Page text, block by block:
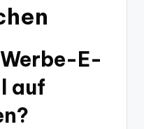
E-
auf